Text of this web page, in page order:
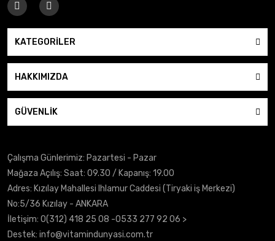
KATEGORİLER
HAKKIMIZDA
GÜVENLİK
Çalışma Günlerimiz: Pazartesi - Pazar
Mağaza Açılış: Saat: 09.30 / Kapanış: 19.00
Adres: Kızılay Mahallesi Ihlamur Caddesi (Tiryaki iş Merkezi)
No:5/36 Kızılay - ANKARA
İletişim: 0(312) 418 25 08 -0533 277 92 06 >
Destek: info@vitamindunyasi.com.tr